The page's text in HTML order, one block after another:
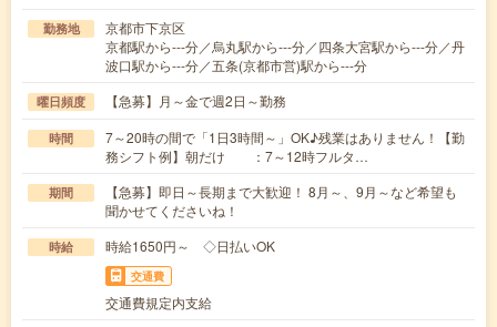
勤務地
京都市下京区
京都駅から---分／烏丸駅から---分／四条大宮駅から---分／丹
波口駅から---分／五条(京都市営)駅から---分
曜日頻度 【急募】月～金で週2日～勤務
時間
7～20時の間で「1日3時間～」OK♪残業はありません！【勤
務シフト例】朝だけ ：7～12時フルタ…
期間
【急募】即日～長期まで大歓迎！ 8月～、9月～など希望も
聞かせてくださいね！
時給 時給1650円～ ◇日払いOK
交通費
交通費規定内支給